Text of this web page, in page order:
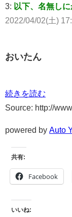
3: 以下、名無し
2022/04/02(土)
おいたん
続きを読む
Source: http://
powered by Auto
共有:
Facebook
いいね: